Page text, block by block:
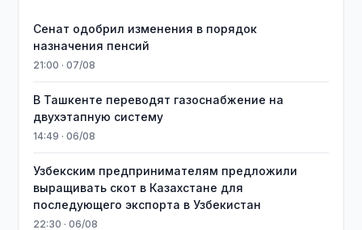
Сенат одобрил изменения в порядок
назначения пенсий
21:00 · 07/08
В Ташкенте переводят газоснабжение на
двухэтапную систему
14:49 · 06/08
Узбекским предпринимателям предложили
выращивать скот в Казахстане для
последующего экспорта в Узбекистан
22:30 · 06/08